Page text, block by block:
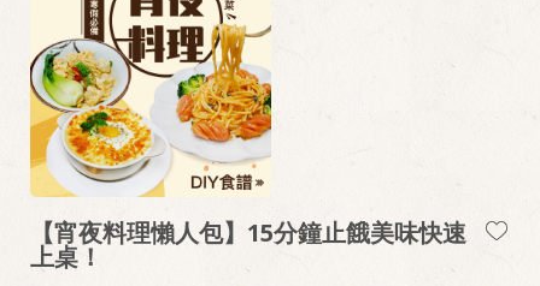
【宵夜料理懶人包】15分鐘止餓美味快速
上桌！